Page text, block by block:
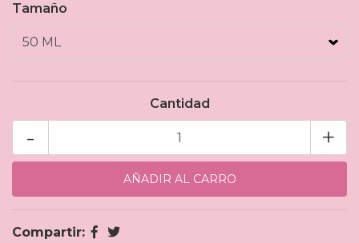
Tamaño
Cantidad
+
-
Compartir: